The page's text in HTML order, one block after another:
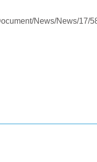
News/News/17/